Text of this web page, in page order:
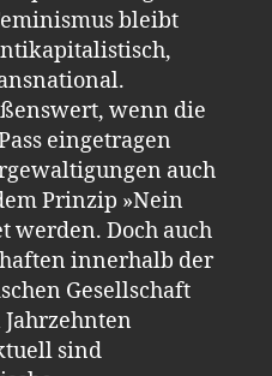
bleibt
wenn die
eingetragen
auch
Prinzip »Nein
werden. Doch auch
innerhalb der
Gesellschaft
sind